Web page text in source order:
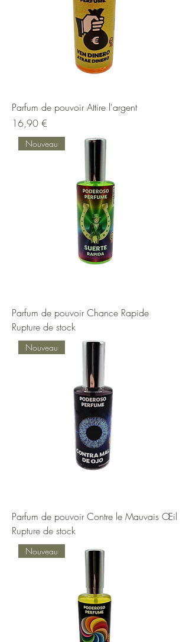
Parfum de pouvoir Attire l'argent
Prix
16,90 €
Nouveau
Parfum de pouvoir Chance Rapide
Rupture de stock
Nouveau
Parfum de pouvoir Contre le Mauvais Œil
Rupture de stock
Nouveau